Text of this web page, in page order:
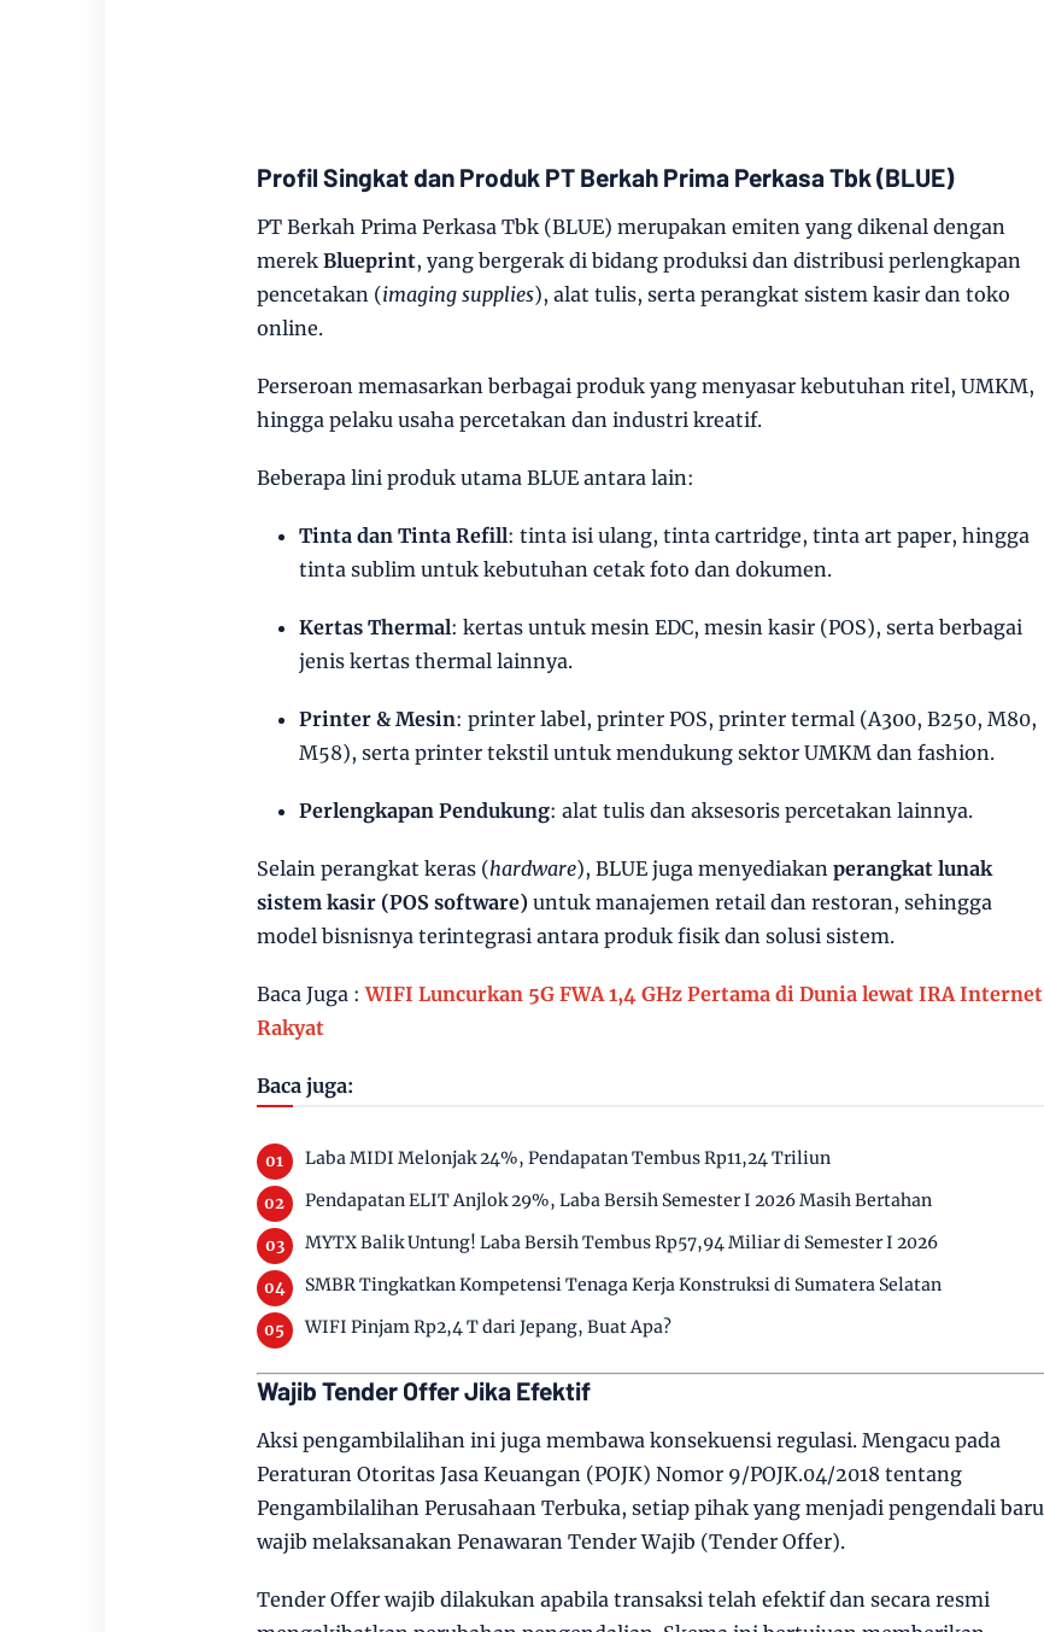
Profil Singkat dan Produk PT Berkah Prima Perkasa Tbk (BLUE)
PT Berkah Prima Perkasa Tbk (BLUE) merupakan emiten yang dikenal dengan
merek Blueprint, yang bergerak di bidang produksi dan distribusi perlengkapan
pencetakan (imaging supplies), alat tulis, serta perangkat sistem kasir dan toko
online.
Perseroan memasarkan berbagai produk yang menyasar kebutuhan ritel, UMKM,
hingga pelaku usaha percetakan dan industri kreatif.
Beberapa lini produk utama BLUE antara lain:
Tinta dan Tinta Refill: tinta isi ulang, tinta cartridge, tinta art paper, hingga
tinta sublim untuk kebutuhan cetak foto dan dokumen.
Kertas Thermal: kertas untuk mesin EDC, mesin kasir (POS), serta berbagai
jenis kertas thermal lainnya.
Printer & Mesin: printer label, printer POS, printer termal (A300, B250, M80,
M58), serta printer tekstil untuk mendukung sektor UMKM dan fashion.
Perlengkapan Pendukung: alat tulis dan aksesoris percetakan lainnya.
Selain perangkat keras (hardware), BLUE juga menyediakan perangkat lunak
sistem kasir (POS software)untuk manajemen retail dan restoran, sehingga
model bisnisnya terintegrasi antara produk fisik dan solusi sistem.
Baca Juga :WIFI Luncurkan 5G FWA 1,4 GHz Pertama di Dunia lewat IRA Internet
Rakyat
Baca juga:
Laba MIDI Melonjak 24%, Pendapatan Tembus Rp11,24 Triliun
Pendapatan ELIT Anjlok 29%, Laba Bersih Semester I 2026 Masih Bertahan
MYTX Balik Untung! Laba Bersih Tembus Rp57,94 Miliar di Semester I 2026
SMBR Tingkatkan Kompetensi Tenaga Kerja Konstruksi di Sumatera Selatan
WIFI Pinjam Rp2,4 T dari Jepang, Buat Apa?
Wajib Tender Offer Jika Efektif
Aksi pengambilalihan ini juga membawa konsekuensi regulasi. Mengacu pada
Peraturan Otoritas Jasa Keuangan (POJK) Nomor 9/POJK.04/2018 tentang
Pengambilalihan Perusahaan Terbuka, setiap pihak yang menjadi pengendali baru
wajib melaksanakan Penawaran Tender Wajib (Tender Offer).
Tender Offer wajib dilakukan apabila transaksi telah efektif dan secara resmi